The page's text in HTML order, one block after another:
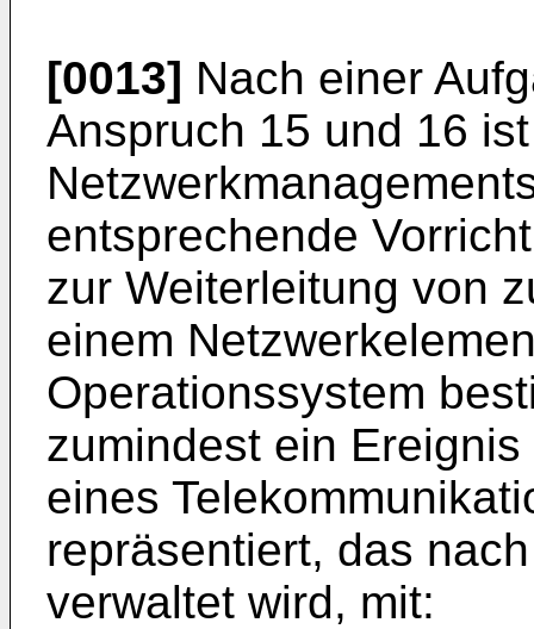
[0013] Nach einer
Anspruch 15 und 16
entsprechende
zur Weiterleitung von
einem
Operationssystem
zumindest ein
eines
repräsentiert, das
verwaltet wird, mit: